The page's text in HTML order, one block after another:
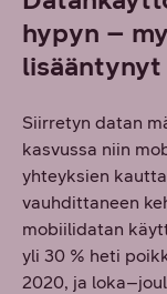
hypyn –
lisääntynyt
Siirretyn datan
kasvussa niin
yhteyksien
vauhdittaneen
mobiilidatan
yli 30 % heti
2020, ja